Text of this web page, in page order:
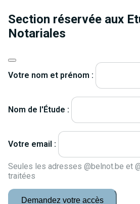
Section réservée aux
Notariales
Votre nom et prénom :
Nom de l'Étude :
Votre email :
Seules les adresses @belnot.be et
traitées
Demandez votre accès